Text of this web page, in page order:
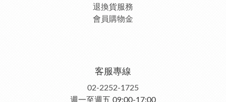
退換貨服務
會員購物金
客服專線
02-2252-1725
週一至週五 09:00-17:00